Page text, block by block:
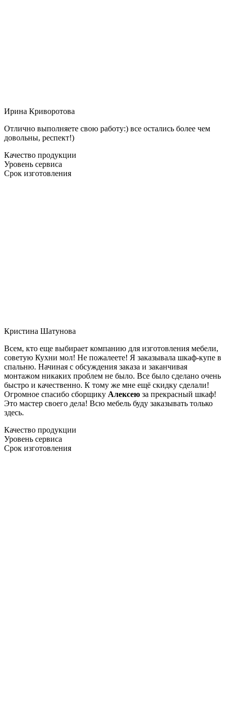
Ирина Криворотова
Отлично выполняете свою работу:) все остались более чем
довольны, респект!)
Качество продукции
Уровень сервиса
Срок изготовления
Кристина Шатунова
Всем, кто еще выбирает компанию для изготовления мебели,
советую Кухни мол! Не пожалеете! Я заказывала шкаф-купе в
спальню. Начиная с обсуждения заказа и заканчивая
монтажом никаких проблем не было. Все было сделано очень
быстро и качественно. К тому же мне ещё скидку сделали!
Огромное спасибо сборщику Алексею за прекрасный шкаф!
Это мастер своего дела! Всю мебель буду заказывать только
здесь.
Качество продукции
Уровень сервиса
Срок изготовления